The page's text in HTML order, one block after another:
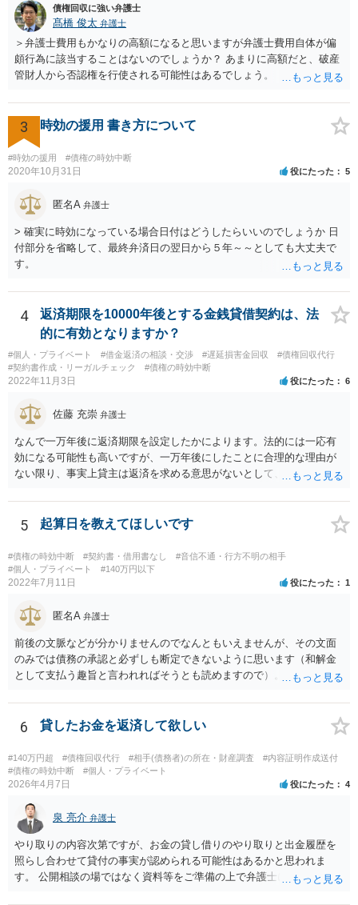
債権回収に強い弁護士
髙橋 俊太 弁護士
＞弁護士費用もかなりの高額になると思いますが弁護士費用自体が偏
頗行為に該当することはないのでしょうか？ あまりに高額だと、破産
管財人から否認権を行使される可能性はあるでしょう。 ＞このレベル
定した収入があります】とのことなので、法テラスの利用は難しいと
思われます。 此方での当方回答は以上となりますが、参考になれば幸
いです。
3 時効の援用 書き方について
#時効の援用 #債権の時効中断
2020年10月31日 役にたった 5
匿名A 弁護士
> 確実に時効になっている場合日付はどうしたらいいのでしょうか 日
付部分を省略して、最終弁済日の翌日から５年～～としても大丈夫で
す。
4
返済期限を10000年後とする金銭貸借契約は、法
的に有効となりますか？
#個人・プライベート #借金返済の相談・交渉 #遅延損害金回収
#債権回収代行
#契約書作成・リーガルチェック
#債権の時効中断
2022年11月3日 役にたった 6
佐藤 充崇 弁護士
なんで一万年後に返済期限を設定したかによります。法的には一応有
効になる可能性も高いですが、一万年後にしたことに合理的な理由が
ない限り、事実上貸主は返済を求める意思がないとして、消費貸借契
に悪用される可能性もあるので。
5 起算日を教えてほしいです
#債権の時効中断 #契約書・借用書なし
#音信不通・行方不明の相手
#個人・プライベート
#140万円以下
2022年7月11日 役にたった 1
匿名A 弁護士
前後の文脈などが分かりませんのでなんともいえませんが、その文面
のみでは債務の承認と必ずしも断定できないように思います（和解金
として支払う趣旨と言われればそうとも読めますので）。 個別具体的
いところがございますので、これまでの電話内容やメールの文面、訴
訟の経過に関する記録等を持って近隣の弁護士にご相談された方がよ
6 貸したお金を返済して欲しい
#140万円超 #債権回収代行 #相手(債務者)の所在・財産調査
#内容証明作成送付
#債権の時効中断
#個人・プライベート
2026年4月7日 役にたった 4
泉 亮介 弁護士
やり取りの内容次第ですが、お金の貸し借りのやり取りと出金履歴を
照らし合わせて貸付の事実が認められる可能性はあるかと思われま
す。 公開相談の場ではなく資料等をご準備の上で弁護士に個別相談さ